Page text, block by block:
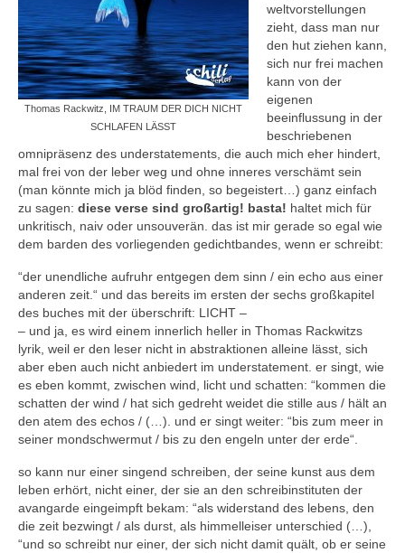
Thomas Rackwitz, IM TRAUM DER DICH NICHT
SCHLAFEN LÄSST
weltvorstellungen
zieht, dass man nur
den hut ziehen kann,
sich nur frei machen
kann von der
eigenen
beeinflussung in der
beschriebenen
omnipräsenz des understatements, die auch mich eher hindert,
mal frei von der leber weg und ohne inneres verschämt sein
(man könnte mich ja blöd finden, so begeistert…) ganz einfach
zu sagen: diese verse sind großartig! basta! haltet mich für
unkritisch, naiv oder unsouverän. das ist mir gerade so egal wie
dem barden des vorliegenden gedichtbandes, wenn er schreibt:
“der unendliche aufruhr entgegen dem sinn / ein echo aus einer
anderen zeit.“ und das bereits im ersten der sechs großkapitel
des buches mit der überschrift: LICHT –
– und ja, es wird einem innerlich heller in Thomas Rackwitzs
lyrik, weil er den leser nicht in abstraktionen alleine lässt, sich
aber eben auch nicht anbiedert im understatement. er singt, wie
es eben kommt, zwischen wind, licht und schatten: “kommen die
schatten der wind / hat sich gedreht weidet die stille aus / hält an
den atem des echos / (…). und er singt weiter: “bis zum meer in
seiner mondschwermut / bis zu den engeln unter der erde“.
so kann nur einer singend schreiben, der seine kunst aus dem
leben erhört, nicht einer, der sie an den schreibinstituten der
avangarde eingeimpft bekam: “als widerstand des lebens, den
die zeit bezwingt / als durst, als himmelleiser unterschied (…),
“und so schreibt nur einer, der sich nicht damit quält, ob er seine